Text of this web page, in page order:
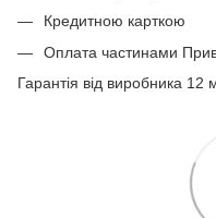
Кредитною карткою
Оплата частинами
Гарантія від виробника 12